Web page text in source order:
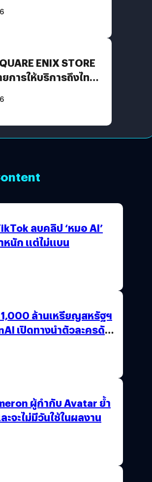
ENIX STORE
การให้บริการถึงไทย
ลบคลิป ‘หมอ AI’
หนัก แต่ไม่แบน
ล้านเหรียญสหรัฐฯ
เปิดทางนำตัวละครดัง
ผู้กำกับ Avatar ย้ำ
ะจะไม่มีวันใช้ในผลงาน